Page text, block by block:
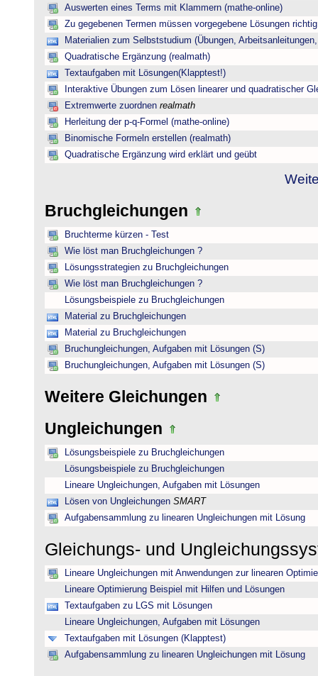
Auswerten eines Terms mit Klammern (mathe-online)
Zu gegebenen Termen müssen vorgegebene Lösungen
Materialien zum Selbststudium (Übungen,
Quadratische Ergänzung (realmath)
Textaufgaben mit Lösungen(Klapptest!)
Interaktive Übungen zum Lösen linearer und quadratischer
Extremwerte zuordnen realmath
Herleitung der p-q-Formel (mathe-online)
Binomische Formeln erstellen (realmath)
Quadratische Ergänzung wird erklärt und geübt
Bruchgleichungen
Bruchterme kürzen - Test
Wie löst man Bruchgleichungen ?
Lösungsstrategien zu Bruchgleichungen
Wie löst man Bruchgleichungen ?
Lösungsbeispiele zu Bruchgleichungen
Material zu Bruchgleichungen
Material zu Bruchgleichungen
Bruchungleichungen, Aufgaben mit Lösungen (S)
Bruchungleichungen, Aufgaben mit Lösungen (S)
Weitere Gleichungen
Ungleichungen
Lösungsbeispiele zu Bruchgleichungen
Lösungsbeispiele zu Bruchgleichungen
Lineare Ungleichungen, Aufgaben mit Lösungen
Lösen von Ungleichungen SMART
Aufgabensammlung zu linearen Ungleichungen mit Lösung
Gleichungs- und
Lineare Ungleichungen mit Anwendungen zur linearen
Lineare Optimierung Beispiel mit Hilfen und Lösungen
Textaufgaben zu LGS mit Lösungen
Lineare Ungleichungen, Aufgaben mit Lösungen
Textaufgaben mit Lösungen (Klapptest)
Aufgabensammlung zu linearen Ungleichungen mit Lösung